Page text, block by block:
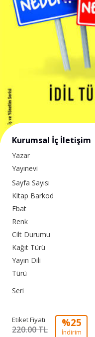
Kurumsal İç İletişim
Yazar
Yayınevi
Sayfa Sayısı
Kitap Barkod
Ebat
Renk
Cilt Durumu
Kağıt Türü
Yayın Dili
Türü
Seri
Etiket Fiyatı
220.00 TL
%25
İndirim